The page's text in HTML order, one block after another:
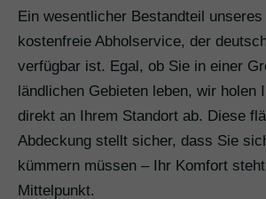
Ein wesentlicher Bestandteil
kostenfreie Abholservice, der
verfügbar ist. Egal, ob Sie in einer
ländlichen Gebieten leben, wir holen
direkt an Ihrem Standort ab. Diese
Abdeckung stellt sicher, dass Sie
kümmern müssen – Ihr Komfort
Mittelpunkt.